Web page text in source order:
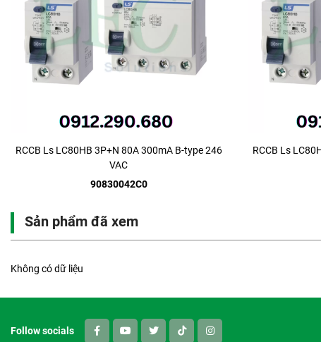
RCCB Ls LC80HB 3P+N 80A 300mA B-type 246
VAC
90830042C0
RCCB Ls
Sản phẩm đã xem
Không có dữ liệu
Follow socials